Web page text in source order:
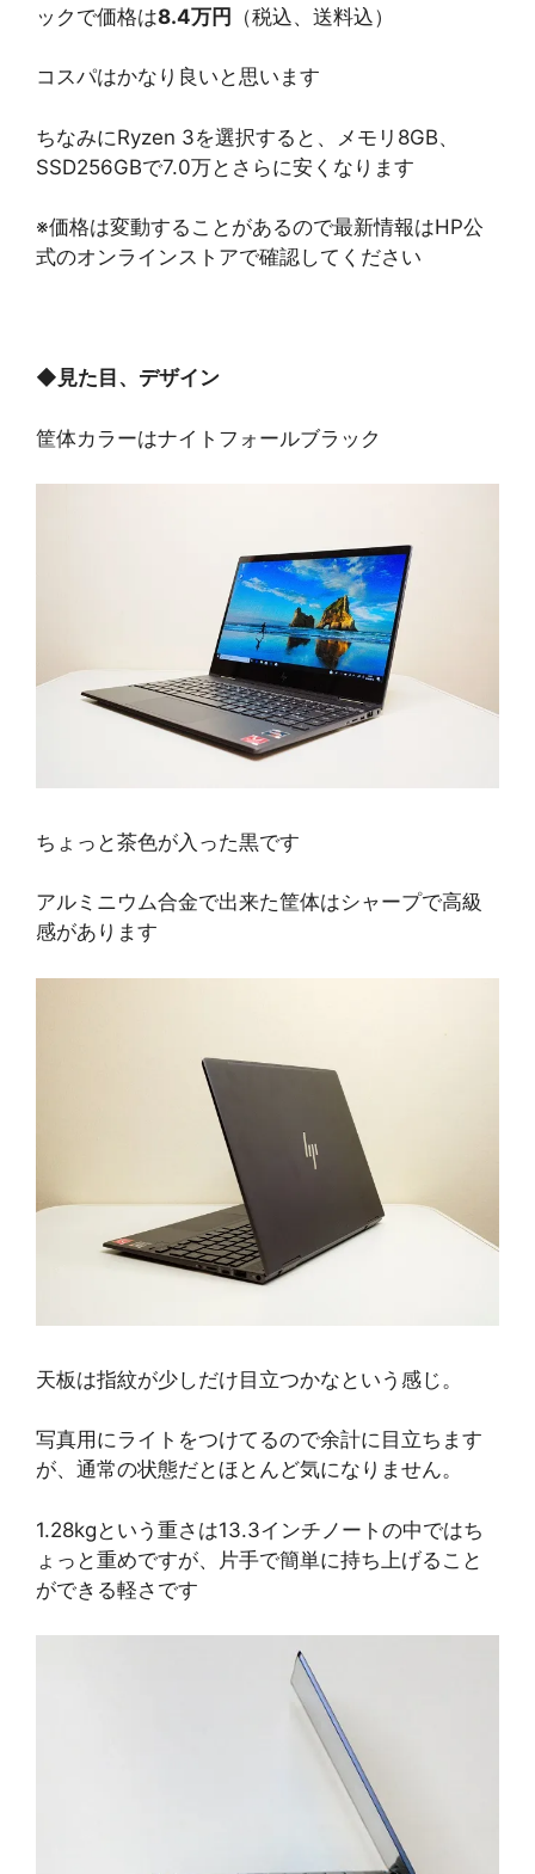
ックで価格は8.4万円 （税込、送料込）
コスパはかなり良いと思います
ちなみにRyzen 3を選択すると、メモリ8GB、
SSD256GBで7.0万とさらに安くなります
※価格は変動することがあるので最新情報はHP公
式のオンラインストアで確認してください
◆ 見た目、デザイン
筐体カラーはナイトフォールブラック
ちょっと茶色が入った黒です
アルミニウム合金で出来た筐体はシャープで高級
感があります
天板は指紋が少しだけ目立つかなという感じ。
写真用にライトをつけてるので余計に目立ちます
が、通常の状態だとほとんど気になりません。
1.28kgという重さは13.3インチノートの中ではち
ょっと重めですが、片手で簡単に持ち上げること
ができる軽さです